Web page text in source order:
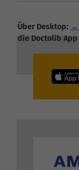
Über Desktop: →
die Doctolib